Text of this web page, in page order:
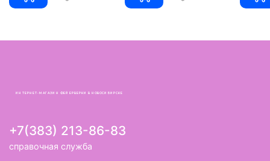
ИНТЕРНЕТ-МАГАЗИН ФЕЙЕРВЕРКИ В НОВОСИБИРСКЕ
+7(383) 213-86-83
справочная служба